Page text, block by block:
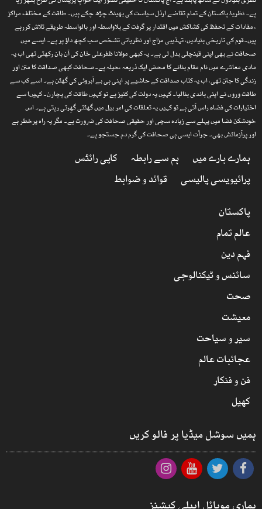
ہے۔ نظریۂ پاکستان کے تمام تقاضے ارذل سیاست کی بھینٹ چڑھ چکے ہیں۔ طاقت کے مختلف مراکز
، مفادات کے تحفظ کی کشاکش میں اقتدار پر گرفت کے بلاواسطہ اور بالواسطہ طریقے تلاش کررہے
ہیں۔قوم کی تاریخی بنیادیں، تہذیبی مزاج اور نظریاتی تشخص سب کچھ داؤ پر ہے۔ ایسے میں
صحافت نے بھی اپنی قینچلی بدل لی ہے۔ یہ کبھی مولانا ظفرعلی خان کی آن بان رکھتی تھی اب یہ
مادی معاشرے میں نام مقام بنانے کا محض ایک ذریعہ ،حیلہ ہے۔صحافت کبھی صداقت کا متن اور
زندگی کا جتن تھی، اب یہ کتاب صداقت کے حاشیے پر اپنی ہی بے آبروئی کی گھٹن ہے۔ اسے کب سے
طاقت وروں نے اپنی باندی بنالیا۔ کہیں یہ دولت کی کنیز ہے تو کہیں طاقت کی پچارن۔ کہیںا سے
اختیارات کی فضاء راس آتی ہے تو کہیں یہ تعلقات کی امر بیل میں گھٹتی گھِرتی رہتی ہے۔ اس
خودشکن فضا میں پہلے سے زیادہ سچی اور حقیقی صحافت کی ضرورت ہے۔ مگر یہ راہ پرخطر ہے
اور پرآزمائش بھی۔ جرأت ایسی ہی صحافت کی گرم دم جستجو ہے۔
ہمارے بارے میں ہم سے رابطہ
کاپی رائٹس
پرائیویسی پالیسی
قوائد و ضوابط
پاکستان
عالم تمام
فہم دین
سائنس و ٹیکنالوجی
صحت
معیشت
سیر و سیاحت
عجائبات عالم
فن و فنکار
کھیل
ہمیں سوشل میڈیا پر فالو کریں